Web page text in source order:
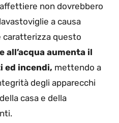
non dovrebbero
a causa
caratterizza questo
all’acqua aumenta il
ed incendi, mettendo a
degli apparecchi
casa e della